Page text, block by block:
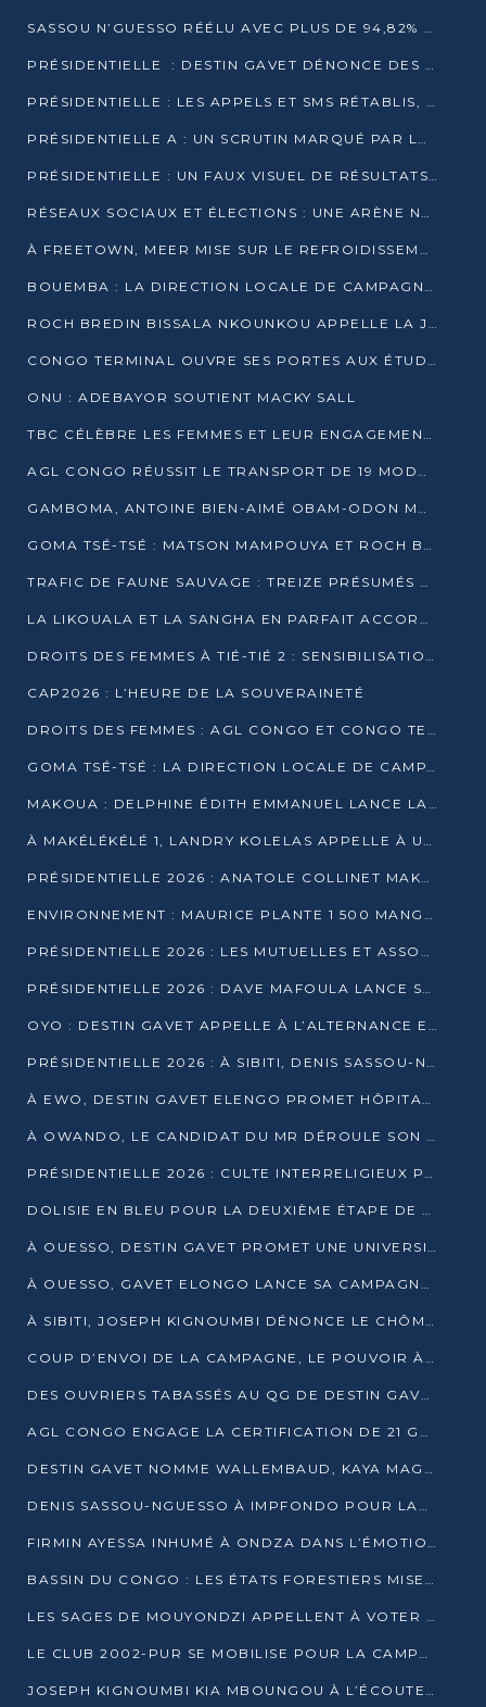
SASSOU N’GUESSO RÉÉLU AVEC PLUS DE 94,82% DES VOIX
PRÉSIDENTIELLE : DESTIN GAVET DÉNONCE DES IRRÉGULARITÉS ET REVENDIQUE LA VICTOIRE
PRÉSIDENTIELLE : LES APPELS ET SMS RÉTABLIS, INTERNET RESTE BLOQUÉ
PRÉSIDENTIELLE A : UN SCRUTIN MARQUÉ PAR LA COUPURE D’INTERNET ET UNE AFFLUENCE TIMIDE À BRAZZAVILLE
PRÉSIDENTIELLE : UN FAUX VISUEL DE RÉSULTATS CIRCULE
RÉSEAUX SOCIAUX ET ÉLECTIONS : UNE ARÈNE NUMÉRIQUE EN PLEINE MUTATION AU CONGO
À FREETOWN, MEER MISE SUR LE REFROIDISSEMENT PASSIF FACE À LA CHALEUR EXTRÊME
BOUEMBA : LA DIRECTION LOCALE DE CAMPAGNE DE DENIS SASSOU N’GUESSO MULTIPLIE LES ACTIVITÉS DE MOBILISATION
ROCH BREDIN BISSALA NKOUNKOU APPELLE LA JEUNESSE DE GOMA TSÉ-TSÉ À UN VOTE MASSIF POUR DENIS SASSOU NGUESSO
CONGO TERMINAL OUVRE SES PORTES AUX ÉTUDIANTS EN TRANSPORT ET LOGISTIQUE
ONU : ADEBAYOR SOUTIENT MACKY SALL
TBC CÉLÈBRE LES FEMMES ET LEUR ENGAGEMENT À L’OCCASION DU 8 MARS
AGL CONGO RÉUSSIT LE TRANSPORT DE 19 MODULES HORS GABARIT ENTRE POINTE-NOIRE ET BRAZZAVILLE
GAMBOMA, ANTOINE BIEN-AIMÉ OBAM-ODON MOBILISE LES 32 148 ÉLECTEURS EN FAVEUR DE DENIS SASSOU NGUESSO
GOMA TSÉ-TSÉ : MATSON MAMPOUYA ET ROCH BREDIN BISSALA NKOUNKOU EN CAMPAGNE DE PROXIMITÉ
TRAFIC DE FAUNE SAUVAGE : TREIZE PRÉSUMÉS TRAFIQUANTS INTERPELLÉS AU CONGO EN 2025
LA LIKOUALA ET LA SANGHA EN PARFAIT ACCORD AVEC LE PROJET DE SOCIÉTÉ DU CANDIDAT DENIS SASSOU-N’GUESSO
DROITS DES FEMMES À TIÉ-TIÉ 2 : SENSIBILISATION ET PÉDAGOGIE SUR LE DROIT DE VOTE
CAP2026 : L’HEURE DE LA SOUVERAINETÉ
DROITS DES FEMMES : AGL CONGO ET CONGO TERMINAL METTENT EN AVANT LE LEADERSHIP FÉMININ
GOMA TSÉ-TSÉ : LA DIRECTION LOCALE DE CAMPAGNE INTENSIFIE LA SENSIBILISATION DANS LES VILLAGES
MAKOUA : DELPHINE ÉDITH EMMANUEL LANCE LA CAMPAGNE POUR DENIS SASSOU-N’GUESSO
À MAKÉLÉKÉLÉ 1, LANDRY KOLELAS APPELLE À UNE MOBILISATION MASSIVE EN FAVEUR DE DENIS SASSOU-N’GUESSO
PRÉSIDENTIELLE 2026 : ANATOLE COLLINET MAKOSSO DÉFEND LE PROJET DE SOCIÉTÉ DE DENIS SASSOU NGUESSO
ENVIRONNEMENT : MAURICE PLANTE 1 500 MANGROVES POUR HONORER WANGARI MAATHAI
PRÉSIDENTIELLE 2026 : LES MUTUELLES ET ASSOCIATIONS S’IMPLIQUENT DANS LA CAMPAGNE ÉLECTORALE À TIÉ-TIÉ 2 (POINTE-NOIRE)
PRÉSIDENTIELLE 2026 : DAVE MAFOULA LANCE SA « VAGUE DU NOUVEAU DÉPART » À IMPFONDO
OYO : DESTIN GAVET APPELLE À L’ALTERNANCE ET À LA RESPONSABILITÉ DE LA JEUNESSE
PRÉSIDENTIELLE 2026 : À SIBITI, DENIS SASSOU-N’GUESSO PARIE SUR LES RESSOURCES DE LA LEKOUMOU
À EWO, DESTIN GAVET ELENGO PROMET HÔPITAL, CHEMIN DE FER ET AUDIT DES FINANCES PUBLIQUES
À OWANDO, LE CANDIDAT DU MR DÉROULE SON PROGRAMME DE “CHANGEMENT”
PRÉSIDENTIELLE 2026 : CULTE INTERRELIGIEUX POUR LA PAIX À OUENZÉ
DOLISIE EN BLEU POUR LA DEUXIÈME ÉTAPE DE CAMPAGNE DE DSN
À OUESSO, DESTIN GAVET PROMET UNE UNIVERSITÉ POUR LA SANGHA
À OUESSO, GAVET ELONGO LANCE SA CAMPAGNE SOUS LE SIGNE DU RENOUVEAU
À SIBITI, JOSEPH KIGNOUMBI DÉNONCE LE CHÔMAGE ET LES DÉFAILLANCES DE L’ÉTAT
COUP D’ENVOI DE LA CAMPAGNE, LE POUVOIR À POINTE-NOIRE, L’OPPOSITION À OUESSO ET SIBITI
DES OUVRIERS TABASSÉS AU QG DE DESTIN GAVET À 24 HEURES DE L’OUVERTURE DE LA CAMPAGNE
AGL CONGO ENGAGE LA CERTIFICATION DE 21 GRUTIERS AUX NORMES INTERNATIONALES
DESTIN GAVET NOMME WALLEMBAUD, KAYA MAGANE, BOUDZIKA ET MBOUSSA-ELLAH AUX COMMANDES DE SA CAMPAGNE
DENIS SASSOU-NGUESSO À IMPFONDO POUR LANCER LE CORRIDOR 13
FIRMIN AYESSA INHUMÉ À ONDZA DANS L’ÉMOTION ET LE RECUEILLEMENT
BASSIN DU CONGO : LES ÉTATS FORESTIERS MISENT SUR LES MARCHÉS CARBONE
LES SAGES DE MOUYONDZI APPELLENT À VOTER DENIS SASSOU-NGUESSO
LE CLUB 2002-PUR SE MOBILISE POUR LA CAMPAGNE
JOSEPH KIGNOUMBI KIA MBOUNGOU À L’ÉCOUTE DE TALANGAÏ